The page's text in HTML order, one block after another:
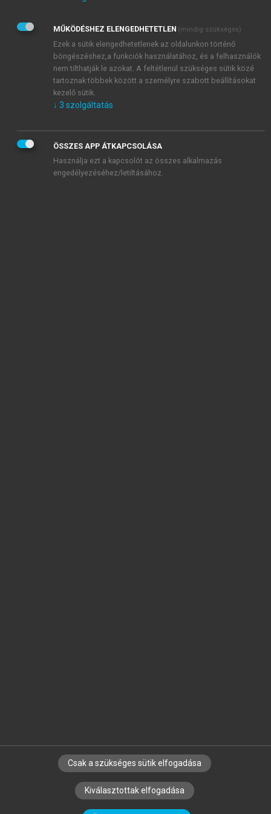
Adatkezelési tájékoztatóbanfoglaltakat tudomásul
veszem és elfogadom.
Általános vásárlási feltételeket, valamint a szotar.netés a
mersz.huoldalak licencszerződéseiben foglaltakat
tudomásul veszem és elfogadom.
KIPRÓBÁLOM
SZERZŐKNEK CÉGEKNEK KÖNYVTÁROSOKNAK
SZERKESZTÉSI ÉS LEKTORÁLÁSI ALAPELVEK
MŰKÖDÉSHEZ ELENGEDHETETLEN (mindig szükséges)
Ezek a sütik elengedhetetlenek az oldalunkon történő
böngészéshez,a funkciók használatához, és a felhasználók
nem tilthatják le azokat. A feltétlenül szükséges sütik közé
tartoznak többek között a személyre szabott beállításokat
kezelő sütik.
↓ 3 szolgáltatás
ÖSSZES APP ÁTKAPCSOLÁSA
Használja ezt a kapcsolót az összes alkalmazás
engedélyezéséhez/letiltásához.
Csak a szükséges sütik elfogadása
Kiválasztottak elfogadása